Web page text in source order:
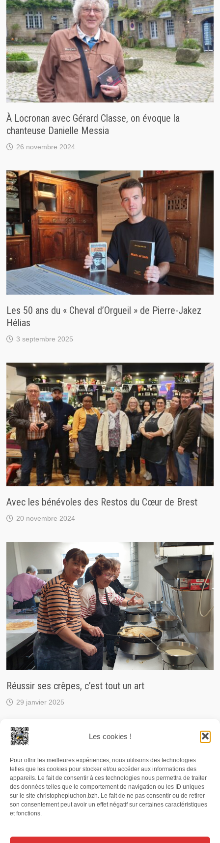
Les cookies !
Pour offrir les meilleures expériences, nous utilisons des technologies
telles que les cookies pour stocker et/ou accéder aux informations des
appareils. Le fait de consentir à ces technologies nous permettra de traiter
des données telles que le comportement de navigation ou les ID uniques
sur le site christophepluchon.bzh. Le fait de ne pas consentir ou de retirer
son consentement peut avoir un effet négatif sur certaines caractéristiques
et fonctions.
À Locronan avec Gérard Classe, on évoque la
chanteuse Danielle Messia
26 novembre 2024
Les 50 ans du « Cheval d’Orgueil » de Pierre-Jakez
Hélias
3 septembre 2025
Avec les bénévoles des Restos du Cœur de Brest
20 novembre 2024
Réussir ses crêpes, c’est tout un art
29 janvier 2025
© 2026 Christophe Pluchon, journaliste / RCF. Carte de
presse n° 76813. Numéro SIRET : 497 819 490 00036. Les
photographies, textes et enregistrements audio publiés
et/ou diffusés depuis le site christophepluchon.bzh sont